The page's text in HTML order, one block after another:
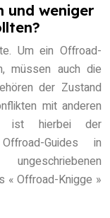
und weniger
Um ein Offroad-
müssen auch die
der Zustand
mit anderen
hierbei der
Guides in
« Offroad-Knigge »